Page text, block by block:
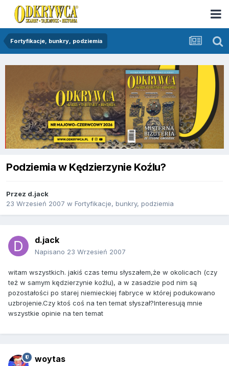
Fortyfikacje, bunkry, podziemia
Podziemia w Kędzierzynie Koźlu?
Przez d.jack
23 Wrzesień 2007 w Fortyfikacje, bunkry, podziemia
d.jack
Napisano 23 Wrzesień 2007
witam wszystkich. jakiś czas temu słyszałem,że w okolicach (czy
też w samym kędzierzynie koźlu), a w zasadzie pod nim są
pozostałości po starej niemieckiej fabryce w której podukowano
uzbrojenie.Czy ktoś coś na ten temat słyszał?Interesują mnie
wszystkie opinie na ten temat
woytas